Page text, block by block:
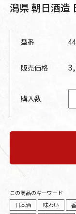
潟県 朝日酒造
型番
販売価格
購入数
この商品のキーワード
日本酒
味わい